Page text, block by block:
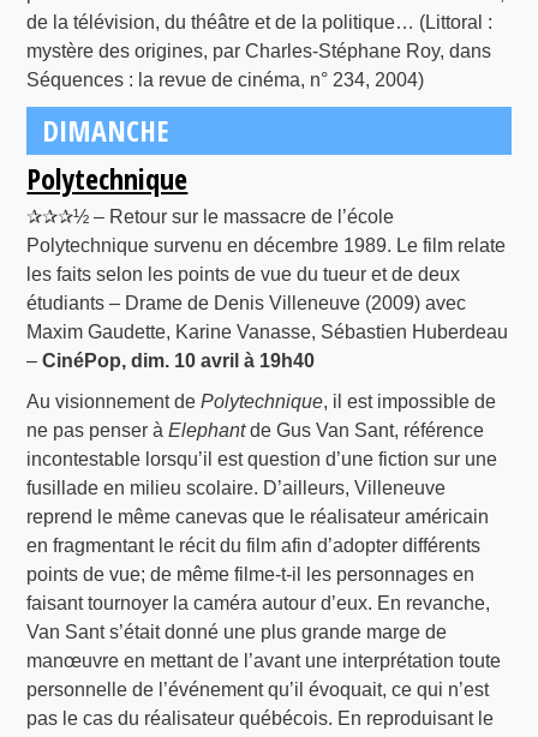
de la télévision, du théâtre et de la politique… (Littoral :
mystère des origines, par Charles-Stéphane Roy, dans
Séquences : la revue de cinéma, n° 234, 2004)
DIMANCHE
Polytechnique
✰✰✰½ – Retour sur le massacre de l’école
Polytechnique survenu en décembre 1989. Le film relate
les faits selon les points de vue du tueur et de deux
étudiants – Drame de Denis Villeneuve (2009) avec
Maxim Gaudette, Karine Vanasse, Sébastien Huberdeau
–CinéPop, dim. 10 avril à 19h40
Au visionnement dePolytechnique, il est impossible de
ne pas penser àElephantde Gus Van Sant, référence
incontestable lorsqu’il est question d’une fiction sur une
fusillade en milieu scolaire. D’ailleurs, Villeneuve
reprend le même canevas que le réalisateur américain
en fragmentant le récit du film afin d’adopter différents
points de vue; de même filme-t-il les personnages en
faisant tournoyer la caméra autour d’eux. En revanche,
Van Sant s’était donné une plus grande marge de
manœuvre en mettant de l’avant une interprétation toute
personnelle de l’événement qu’il évoquait, ce qui n’est
pas le cas du réalisateur québécois. En reproduisant le